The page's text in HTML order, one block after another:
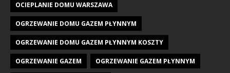
OCIEPLANIE DOMU WARSZAWA
OGRZEWANIE DOMU GAZEM PŁYNNYM
OGRZEWANIE DOMU GAZEM PŁYNNYM KOSZTY
OGRZEWANIE GAZEM OGRZEWANIE GAZEM PŁYNNYM